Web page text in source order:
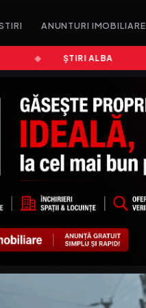
ANUNTURI IMOBILIARE
ȘTIRI ALBA